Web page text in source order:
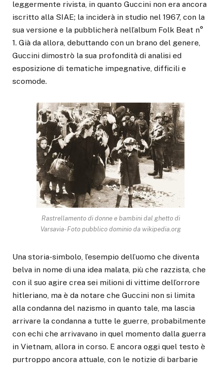
leggermente rivista, in quanto Guccini non era ancora
iscritto alla SIAE; la inciderà in studio nel 1967, con la
sua versione e la pubblicherà nell’album Folk Beat n°
1. Già da allora, debuttando con un brano del genere,
Guccini dimostrò la sua profondità di analisi ed
esposizione di tematiche impegnative, difficili e
scomode.
Rastrellamento di donne e bambini dal ghetto di
Varsavia- Foto pubblico dominio da wikipedia.org
Una storia-simbolo, l’esempio dell’uomo che diventa
belva in nome di una idea malata, più che razzista, che
con il suo agire crea sei milioni di vittime dell’orrore
hitleriano, ma è da notare che Guccini non si limita
alla condanna del nazismo in quanto tale, ma lascia
arrivare la condanna a tutte le guerre, probabilmente
con echi che arrivavano in quel momento dalla guerra
in Vietnam, allora in corso. E ancora oggi quel testo è
purtroppo ancora attuale, con le notizie di barbarie